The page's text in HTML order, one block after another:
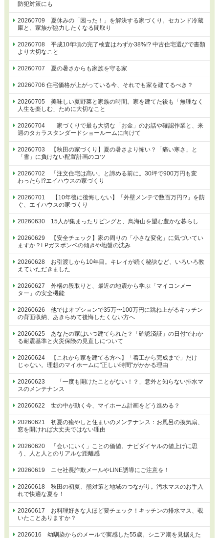
防犯対策にも
20260709 夏休みの「困った！」を解決する家づくり。セカンド冷蔵
庫と、家族が協力したくなる間取り
20260708 平成10年頃の完了検査はわずか38%!? 中古住宅選びで書類
より大切なこと
20260707 夏の暑さからも家族を守る家
20260706 住宅価格が上がっている今、それでも家を建てるべき？
20260705 美味しい夏野菜と家族の時間。家を建てた後も「無理なく
人生を楽しむ」ために大切なこと
20260704 家づくりで最も大切な「お金」のお話や確認作業と、来
週のタカラスタンダードショールームに向けて
20260703 【秋田の家づくり】夏の暑さより怖い？「痛い寒さ」と
「雪」に負けない配置計画のコツ
20260702 「注文住宅は高い」と諦める前に。30坪で900万円も変
わったら⁉エイハウスの家づくり
20260701 【10年後に後悔しない】「外壁メンテで数百万円!?」を防
ぐ、エイハウスの家づくり
20260630 15人が集まったリビングと、鳥海山を望む豊かな暮らし
20260629 【安全チェック】家の周りの「小さな変化」に気づいてい
ますか？LPガスボンベの傾きや地盤の沈み
20260628 お引渡しから10年目。キレイが続く秘訣など、いろいろ教
えていただきました
20260627 外構の段取りと、最近の地震から学ぶ「マイコンメー
ター」の安全機能
20260626 他ではオプションで35万〜100万円に跳ね上がるキッチン
の背面収納、あきらめて後悔したくない方へ
20260625 あなたの家はいつ建てられた？「確認済証」の日付でわか
る耐震基準と火災保険の見直しについて
20260624 【これから家を建てる方へ】「着工から完成まで」だけ
じゃない。理想のマイホームに"正しい時間"がかかる理由
20260623 「一度も開けたことがない！？」意外と知らない排水マ
スのメンテナンス
20260622 世の中が動く今、マイホーム計画をどう進める？
20260621 初夏の癒やしと住まいのメンテナンス：お風呂の換気扇、
窓を開ければ大丈夫ではない理由
20260620 「会いにいく」ことの価値。ナビダイヤルの値上げに思
う、人と人とのリアルな距離感
20260619 ニセ社長詐欺メールやLINE誘導にご注意を！
20260618 秋田の初夏、熊対策と地域のつながり。汚水マスのお手入
れで快適な夏を！
20260617 お料理好きな人ほど要チェック！キッチンの排水マス、覗
いたことありますか？
2026016 幼馴染からのメールで実感した55歳。シニア期を見据えた